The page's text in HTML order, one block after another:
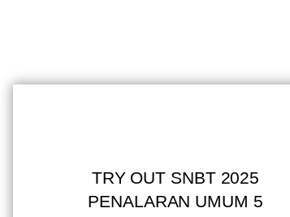
TRY OUT SNBT 2025
PENALARAN UMUM 5